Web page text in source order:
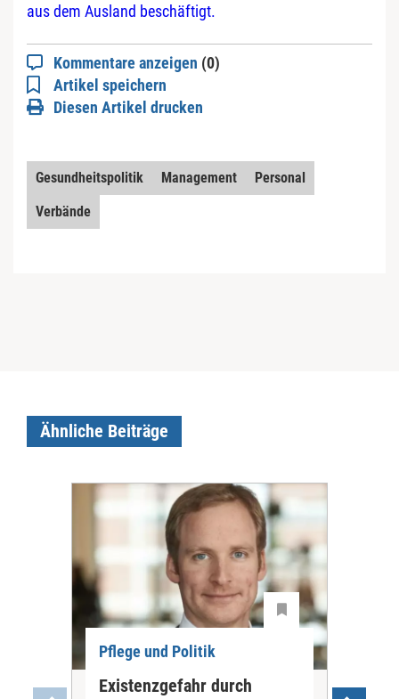
aus dem Ausland beschäftigt.
Kommentare anzeigen (0)
Artikel speichern
Diesen Artikel drucken
Gesundheitspolitik Management
Personal
Verbände
Ähnliche Beiträge
Pflege und Politik
Existenzgefahr durch